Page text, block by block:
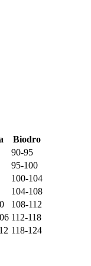
Biodro
90-95
95-100
100-104
104-108
108-112
112-118
118-124